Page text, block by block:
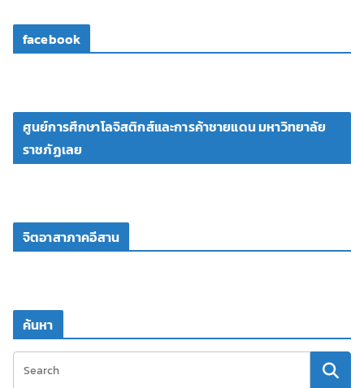
facebook
ศูนย์การศึกษาโลจิสติกส์และการค้าชายแดน มหาวิทยาลัย
ราชภัฏเลย
จิตอาสาภาคอีสาน
ค้นหา